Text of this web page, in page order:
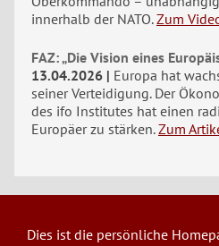
innerhalb der NATO. Zum
FAZ: „Die Vision eines
13.04.2026
Europa hat
seiner Verteidigung. Der
des ifo Institutes hat einen
Europäer zu stärken. Zum
Dies ist die persönliche